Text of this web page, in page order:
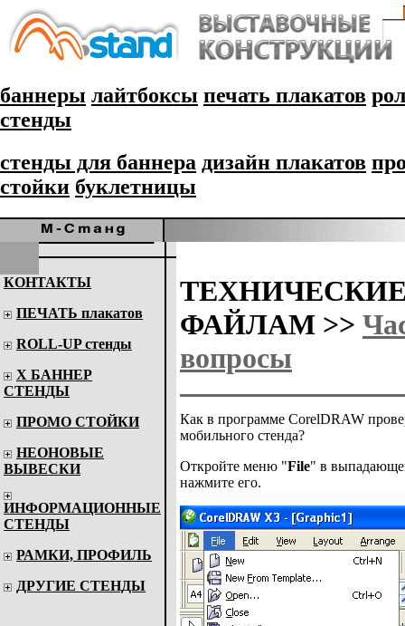
баннеры лайтбоксы печать плакатов
стенды
стенды для баннера дизайн плакатов
стойки буклетницы
КОНТАКТЫ
ПЕЧАТЬ плакатов
ROLL-UP стенды
Х БАННЕР
СТЕНДЫ
ПРОМО СТОЙКИ
НЕОНОВЫЕ
ВЫВЕСКИ
ИНФОРМАЦИОННЫЕ
СТЕНДЫ
РАМКИ, ПРОФИЛЬ
ДРУГИЕ СТЕНДЫ
ФАЙЛАМ >>
вопросы
Как в программе CorelDRAW
мобильного стенда?
Откройте меню "File" в
нажмите его.